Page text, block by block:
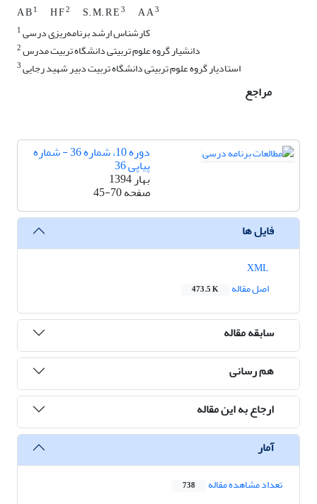
A B1 H F2 S. M. R E3 A A3
1کارشناس ارشد برنامه‌ریزی درسی
2دانشیار گروه علوم تربیتی دانشگاه تربیت مدرس
3استادیار گروه علوم تربیتی دانشگاه تربیت دبیر شهید رجایی
مراجع
دوره 10، شماره 36 - شماره
پیاپی 36
بهار 1394
صفحه45-70
فایل ها
اصل مقاله
473.5 K
سابقه مقاله
هم رسانی
ارجاع به این مقاله
آمار
تعداد مشاهده مقاله 738